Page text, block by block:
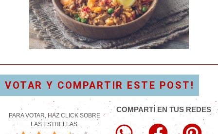
VOTAR Y COMPARTIR ESTE POST!
PARA VOTAR, HAZ CLICK SOBRE
LAS ESTRELLAS.
COMPARTÍ EN TUS REDES